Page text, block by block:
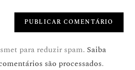
para reduzir spam. Saiba
são processados.